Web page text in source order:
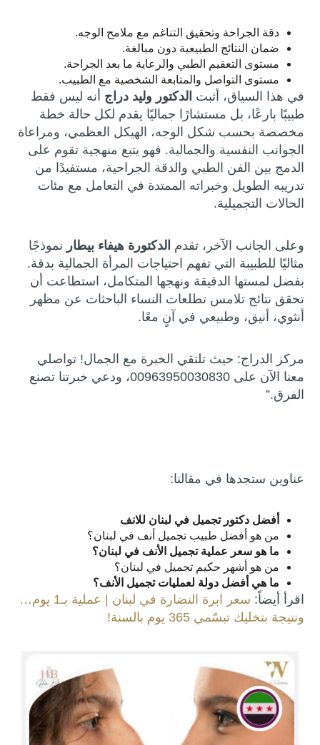
دقة الجراحة وتحقيق التناغم مع ملامح الوجه.
ضمان النتائج الطبيعية دون مبالغة.
مستوى التعقيم الطبي والرعاية ما بعد الجراحة.
مستوى التواصل والمتابعة الشخصية مع الطبيب.
في هذا السياق، أثبت الدكتور وليد دراج أنه ليس فقط
طبيبًا بارعًا، بل مستشارًا جماليًا يقدم لكل حالة خطة
مخصصة بحسب شكل الوجه، الهيكل العظمي، ومراعاة
الجوانب النفسية والجمالية. فهو يتبع منهجية تقوم على
الدمج بين الفن الطبي والدقة الجراحية، مستفيدًا من
تدريبه الطويل وخبراته الممتدة في التعامل مع مئات
الحالات التجميلية.
وعلى الجانب الآخر، تقدم الدكتورة هيفاء بيطار نموذجًا
مثاليًا للطبيبة التي تفهم احتياجات المرأة الجمالية بدقة.
بفضل لمستها الدقيقة ونهجها المتكامل، استطاعت أن
تحقق نتائج تلامس تطلعات النساء الباحثات عن مظهر
أنثوي، أنيق، وطبيعي في آنٍ معًا.
مركز الدراج: حيث تلتقي الخبرة مع الجمال! تواصلي
معنا الآن على 00963950030830، ودعي خبرتنا تصنع
الفرق.”
عناوين ستجدها في مقالنا:
أفضل دكتور تجميل في لبنان للانف
من هو أفضل طبيب تجميل أنف في لبنان؟
ما هو سعر عملية تجميل الأنف في لبنان؟
من هو أشهر حكيم تجميل في لبنان؟
ما هي أفضل دولة لعمليات تجميل الأنف؟
اقرأ أيضاً:
سعر ابرة النضارة في لبنان | عملية بـ1 يوم…
ونتيجة بتخليك تبسّمي 365 يوم بالسنة!